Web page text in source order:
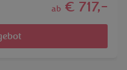
ab € 717,-